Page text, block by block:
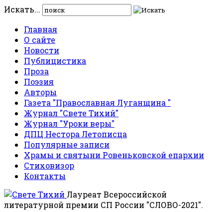
Искать...
Главная
О сайте
Новости
Публицистика
Проза
Поэзия
Авторы
Газета "Православная Луганщина "
Журнал "Свете Тихий"
Журнал "Уроки веры"
ДПЦ Нестора Летописца
Популярные записи
Храмы и святыни Ровеньковской епархии
Стиховизор
Контакты
Лауреат Всероссийской
литературной премии СП России "СЛОВО-2021".